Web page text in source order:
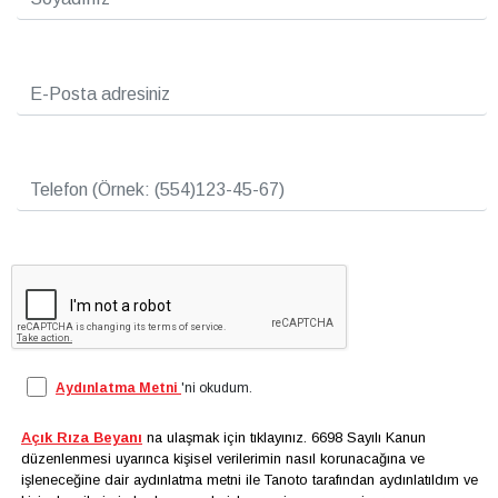
Aydınlatma Metni 'ni okudum.
Açık Rıza Beyanı na ulaşmak için tıklayınız. 6698 Sayılı Kanun
düzenlenmesi uyarınca kişisel verilerimin nasıl korunacağına ve
işleneceğine dair aydınlatma metni ile Tanoto tarafından aydınlatıldım ve